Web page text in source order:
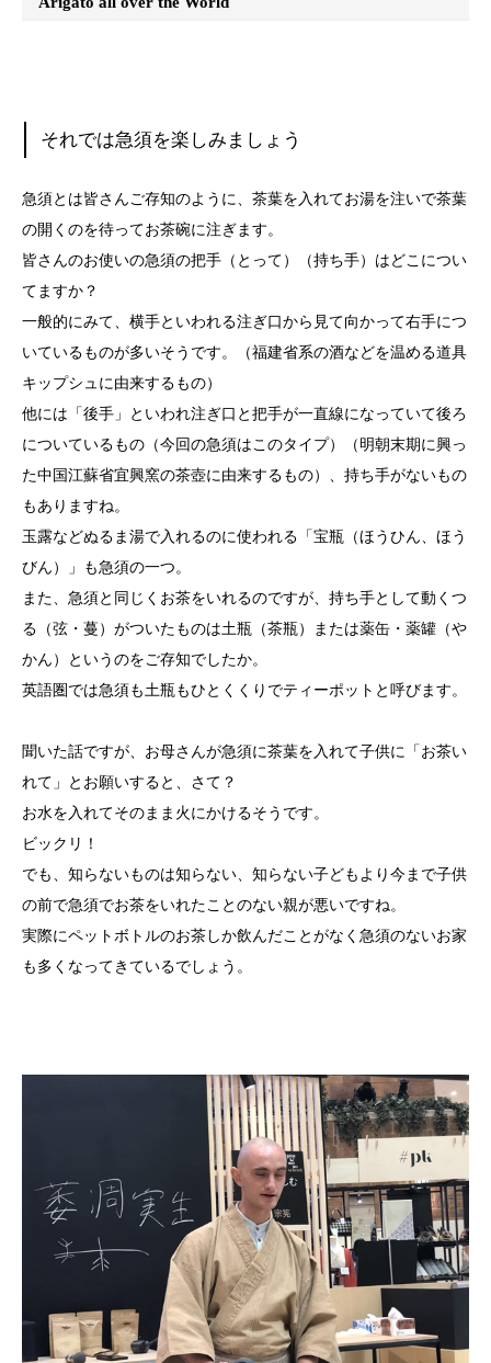
それでは急須を楽しみましょう
急須とは皆さんご存知のように、茶葉を入れてお湯を注いで茶葉
の開くのを待ってお茶碗に注ぎます。
皆さんのお使いの急須の把手（とって）（持ち手）はどこについ
てますか？
一般的にみて、横手といわれる注ぎ口から見て向かって右手につ
いているものが多いそうです。（福建省系の酒などを温める道具
キップシュに由来するもの）
他には「後手」といわれ注ぎ口と把手が一直線になっていて後ろ
についているもの（今回の急須はこのタイプ）（明朝末期に興っ
た中国江蘇省宜興窯の茶壺に由来するもの）、持ち手がないもの
もありますね。
玉露などぬるま湯で入れるのに使われる「宝瓶（ほうひん、ほう
びん）」も急須の一つ。
また、急須と同じくお茶をいれるのですが、持ち手として動くつ
る（弦・蔓）がついたものは土瓶（茶瓶）または薬缶・薬罐（や
かん）というのをご存知でしたか。
英語圏では急須も土瓶もひとくくりでティーポットと呼びます。
聞いた話ですが、お母さんが急須に茶葉を入れて子供に「お茶い
れて」とお願いすると、さて？
お水を入れてそのまま火にかけるそうです。
ビックリ！
でも、知らないものは知らない、知らない子どもより今まで子供
の前で急須でお茶をいれたことのない親が悪いですね。
実際にペットボトルのお茶しか飲んだことがなく急須のないお家
も多くなってきているでしょう。